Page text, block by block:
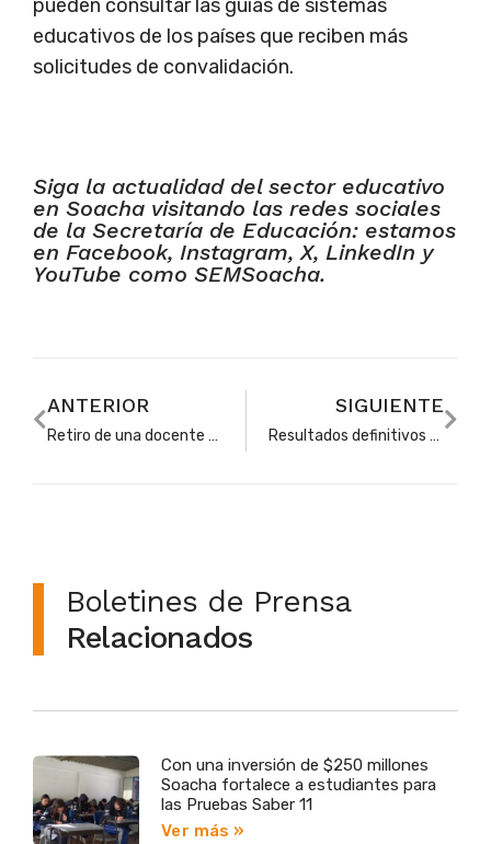
pueden consultar las guías de sistemas
educativos de los países que reciben más
solicitudes de convalidación.
Siga la actualidad del sector educativo
en Soacha visitando las redes sociales
de la Secretaría de Educación: estamos
en Facebook, Instagram, X, LinkedIn y
YouTube como SEMSoacha.
ANTERIOR
Retiro de una docente por fallecimiento y declaración de vacancia temporal
SIGUIENTE
Resultados definitivos para proveer cargos en el Programa Todos a Aprender bajo la modalidad de planta temporal
Boletines de Prensa
Relacionados
Con una inversión de $250 millones
Soacha fortalece a estudiantes para
las Pruebas Saber 11
Ver más »